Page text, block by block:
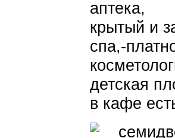
аптека,
крытый и
спа,-
детская
в кафе